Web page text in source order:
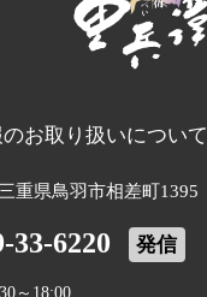
お取り扱いについて
重県鳥羽市相差町1395
33-6220 発信
～18:00